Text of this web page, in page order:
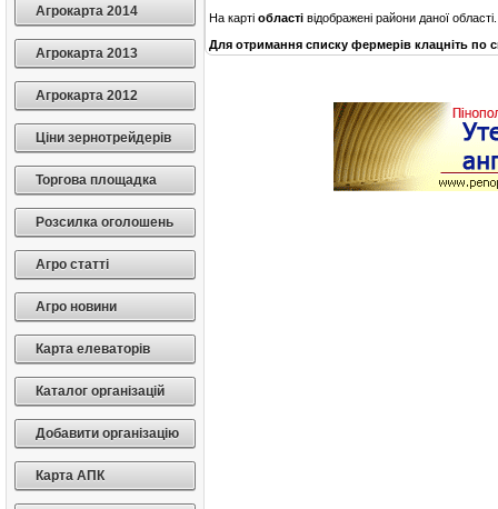
Агрокарта 2014
Агрокарта 2013
Агрокарта 2012
Ціни зернотрейдерів
Торгова площадка
Розсилка оголошень
Агро статті
Агро новини
Карта елеваторів
Каталог організацій
Добавити організацію
Карта АПК
На карті області відображені райони даної області.
Для отримання списку фермерів клацніть по